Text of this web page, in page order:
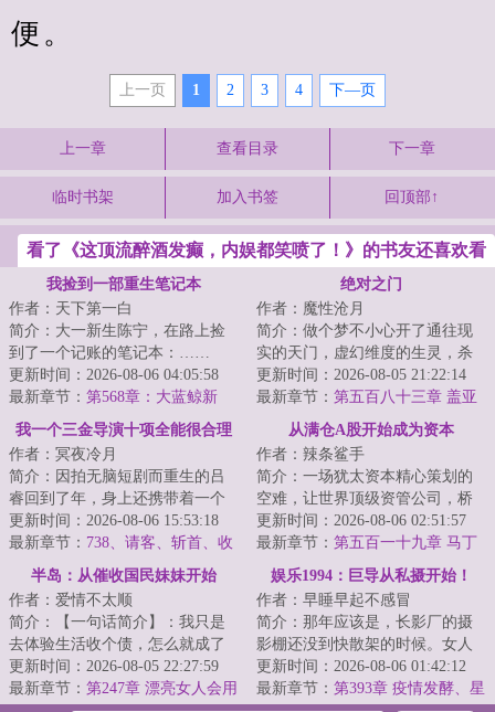
便。
上一页 1 2 3 4 下—页
上一章 查看目录 下一章
临时书架 加入书签 回顶部↑
看了《这顶流醉酒发癫，内娱都笑喷了！》的书友还喜欢看
我捡到一部重生笔记本
作者：天下第一白
简介：大一新生陈宁，在路上捡
到了一个记账的笔记本：……
年，GDP位例世界第二。年，屠
呦呦获诺贝尔医学...
更新时间：2026-08-06 04:05:58
最新章节： 第568章：大蓝鲸新
车，70 万起步！（求订阅）
绝对之门
作者：魔性沧月
简介：做个梦不小心开了通往现
实的天门，虚幻维度的生灵，杀
进了现实。给这个注定灭绝的宇
宙又添了一种微...
更新时间：2026-08-05 21:22:14
最新章节： 第五百八十三章 盖亚
教会的时代
我一个三金导演十项全能很合理
作者：冥夜冷月
简介：因拍无脑短剧而重生的吕
睿回到了年，身上还携带着一个
【十项全能大导演】系统！目
标：走上人生巅峰...
更新时间：2026-08-06 15:53:18
最新章节： 738、请客、斩首、收
下当狗！对齐颗粒度？红星坞的
严苛规章制度……
从满仓A股开始成为资本
作者：辣条鲨手
简介：一场犹太资本精心策划的
空难，让世界顶级资管公司，桥
水基金的经理张扬意外重回年。
这一年，次贷危...
更新时间：2026-08-06 02:51:57
最新章节： 第五百一十九章 马丁
策略赌徒，纸包不住火
半岛：从催收国民妹妹开始
作者：爱情不太顺
简介：【一句话简介】：我只是
去体验生活收个债，怎么就成了
半岛女团的白月光？【正经简
介】：年，半岛娱...
更新时间：2026-08-05 22:27:59
最新章节： 第247章 漂亮女人会用
娱乐1994：巨导从私摄开始！
作者：早睡早起不感冒
简介：那年应该是，长影厂的摄
影棚还没到快散架的时候。女人
只披了一层薄纱，羞愤欲绝。身
体被巨大蝴蝶布...
更新时间：2026-08-06 01:42:12
最新章节： 第393章 疫情发酵、星